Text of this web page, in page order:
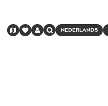
NEDERLANDS